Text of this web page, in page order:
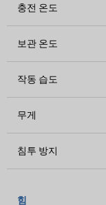
충전 온도
보관 온도
작동 습도
무게
침투 방지
힘